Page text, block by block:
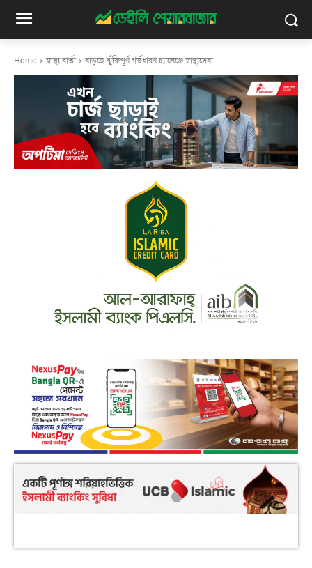
Home স্বাস্থ্য বার্তা বাড়ছে ঝুঁকিপূর্ণ গর্ভধারণ চ্যালেঞ্জে স্বাস্থ্যসেবা